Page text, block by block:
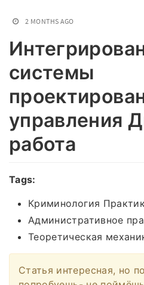
2 MONTHS AGO
системы
управления
работа
Tags:
Криминология
Административное
Теоретическая
Статья интересная, но